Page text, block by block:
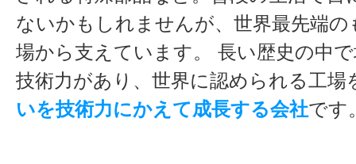
ないかもしれませんが、世界最先端
場から支えています。 長い歴史の中
技術力があり、世界に認められる工
いを技術力にかえて成長する会社で